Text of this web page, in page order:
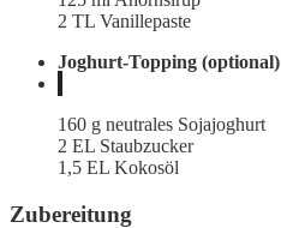
2 TL Vanillepaste
Joghurt-Topping (optional)
160 g neutrales Sojajoghurt
2 EL Staubzucker
1,5 EL Kokosöl
Zubereitung